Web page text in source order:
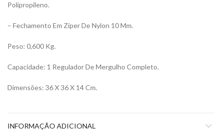
Polipropileno.
– Fechamento Em Zíper De Nylon 10 Mm.
Peso: 0,600 Kg.
Capacidade: 1 Regulador De Mergulho Completo.
Dimensões: 36 X 36 X 14 Cm.
INFORMAÇÃO ADICIONAL